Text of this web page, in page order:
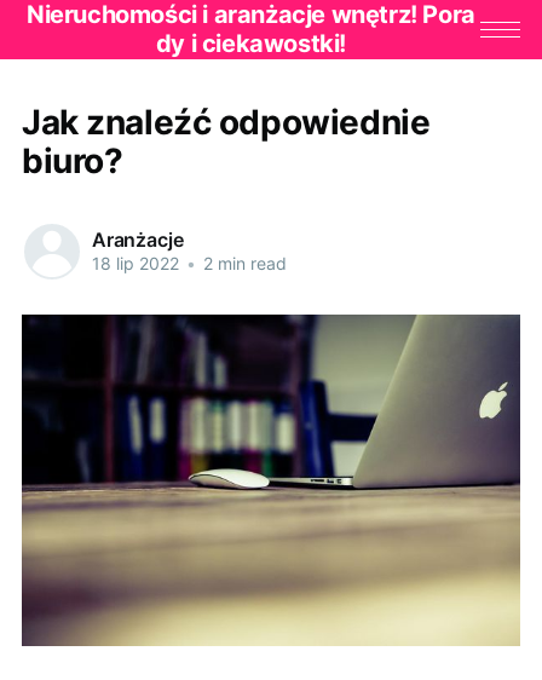
Nieruchomości i aranżacje wnętrz! Pora
dy i ciekawostki!
Jak znaleźć odpowiednie
biuro?
Aranżacje
18 lip 2022 • 2 min read